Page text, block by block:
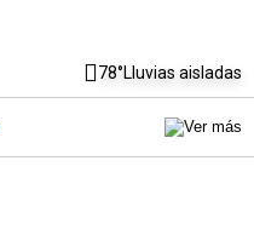
78°Lluvias aisladas